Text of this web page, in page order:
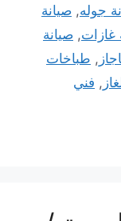
جوله, صيانة
غازات, صيانة
, طباخات
, فني